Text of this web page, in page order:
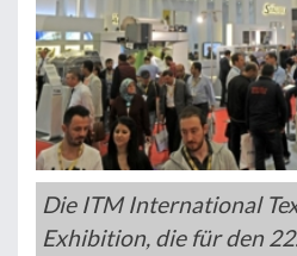
Die ITM International
Exhibition, die für den